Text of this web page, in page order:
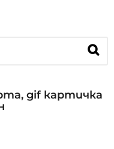
gif картичка